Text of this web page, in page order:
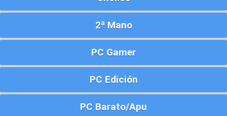
2ª Mano
PC Gamer
PC Edición
PC Barato/Apu